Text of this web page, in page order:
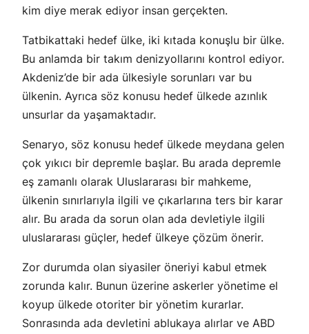
kim diye merak ediyor insan gerçekten.
Tatbikattaki hedef ülke, iki kıtada konuşlu bir ülke.
Bu anlamda bir takım denizyollarını kontrol ediyor.
Akdeniz’de bir ada ülkesiyle sorunları var bu
ülkenin. Ayrıca söz konusu hedef ülkede azınlık
unsurlar da yaşamaktadır.
Senaryo, söz konusu hedef ülkede meydana gelen
çok yıkıcı bir depremle başlar. Bu arada depremle
eş zamanlı olarak Uluslararası bir mahkeme,
ülkenin sınırlarıyla ilgili ve çıkarlarına ters bir karar
alır. Bu arada da sorun olan ada devletiyle ilgili
uluslararası güçler, hedef ülkeye çözüm önerir.
Zor durumda olan siyasiler öneriyi kabul etmek
zorunda kalır. Bunun üzerine askerler yönetime el
koyup ülkede otoriter bir yönetim kurarlar.
Sonrasında ada devletini ablukaya alırlar ve ABD